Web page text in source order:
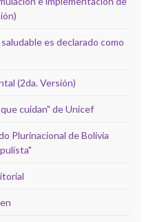
es declarado como
(2da. Versión)
cuidan" de Unicef
Plurinacional de Bolivia